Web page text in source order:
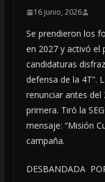
16 junio, 2026
Se prendieron los
en 2027 y activó el
candidaturas
defensa de la 4T”.
renunciar antes del
primera. Tiró la
mensaje: “Misión
campaña.
DESBANDADA